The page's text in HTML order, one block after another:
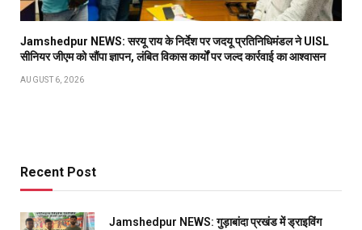
Jamshedpur NEWS: सरयू राय के निर्देश पर जदयू प्रतिनिधिमंडल ने UISL
सीनियर जीएम को सौंपा ज्ञापन, लंबित विकास कार्यों पर जल्द कार्रवाई का आश्वासन
AUGUST 6, 2026
Recent Post
Jamshedpur NEWS: गुड़ाबांदा प्रखंड में ड्राइविंग